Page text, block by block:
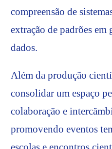
compreensão de
extração de padrões em
dados.
Além da produção
consolidar um espaço
colaboração e
promovendo eventos